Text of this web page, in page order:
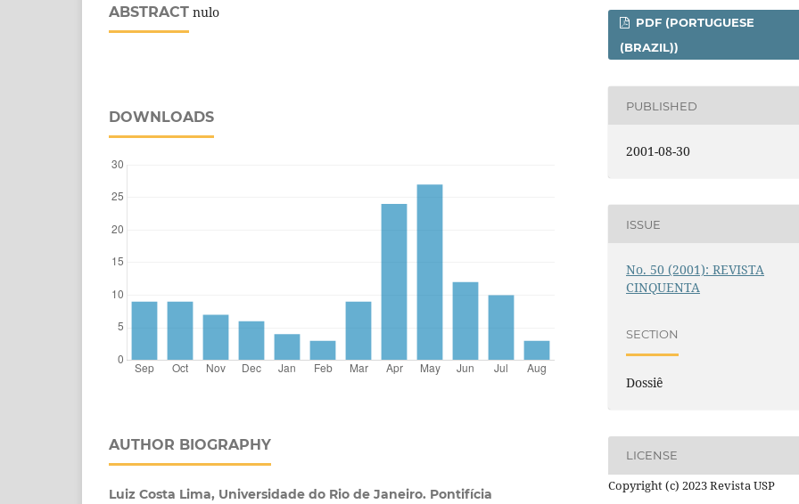
ABSTRACT nulo
DOWNLOADS
AUTHOR BIOGRAPHY
Luiz Costa Lima, Universidade do Rio de Janeiro. Pontifícia
PDF (PORTUGUESE
(BRAZIL))
PUBLISHED
2001-08-30
ISSUE
No. 50 (2001): REVISTA
CINQUENTA
SECTION
Dossiê
LICENSE
Copyright (c) 2023 Revista USP